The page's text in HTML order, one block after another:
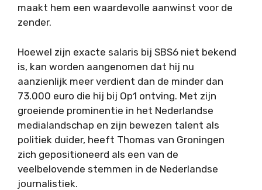
maakt hem een waardevolle aanwinst voor de
zender.
Hoewel zijn exacte salaris bij SBS6 niet bekend
is, kan worden aangenomen dat hij nu
aanzienlijk meer verdient dan de minder dan
73.000 euro die hij bij Op1 ontving. Met zijn
groeiende prominentie in het Nederlandse
medialandschap en zijn bewezen talent als
politiek duider, heeft Thomas van Groningen
zich gepositioneerd als een van de
veelbelovende stemmen in de Nederlandse
journalistiek.